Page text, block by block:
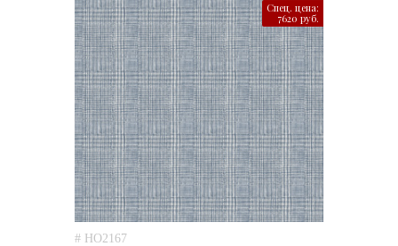
Спец. цена:
7620 руб.
# HO2167